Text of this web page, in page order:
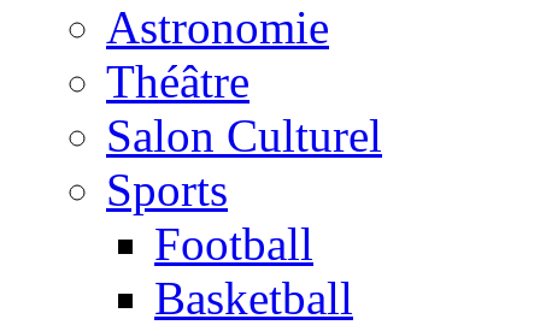
Astronomie
Théâtre
Salon Culturel
Sports
Football
Basketball